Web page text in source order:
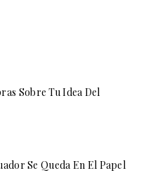
Sobre Tu Idea Del
Se Queda En El Papel